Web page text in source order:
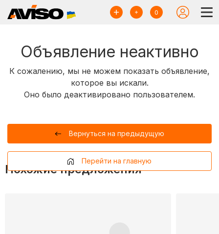
0
Объявление неактивно
К сожалению, мы не можем показать объявление,
которое вы искали.
Оно было деактивировано пользователем.
Вернуться на предыдущую
Перейти на главную
Похожие предложения